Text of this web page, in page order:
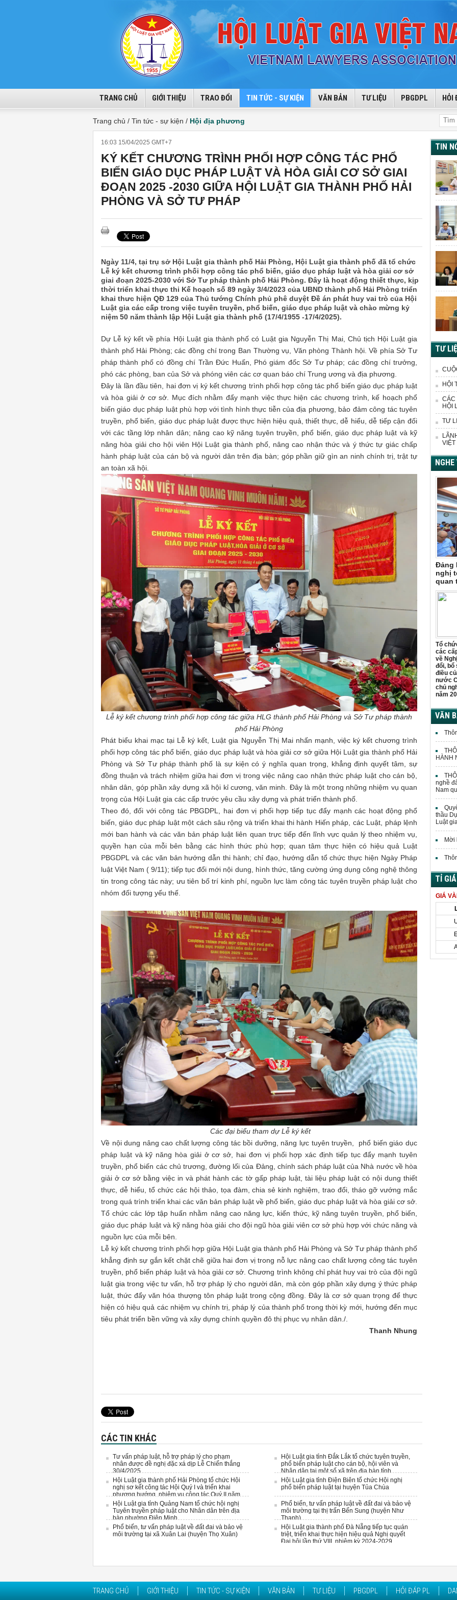
TRANG CHỦ GIỚI THIỆU TRAO ĐỔI TIN TỨC - SỰ KIỆN VĂN BẢN TƯ LIỆU PBGDPL HỎI
Trang chủ / Tin tức - sự kiện / Hội địa phương
16:03 15/04/2025 GMT+7
KÝ KẾT CHƯƠNG TRÌNH PHỐI HỢP CÔNG TÁC PHỔ
BIẾN GIÁO DỤC PHÁP LUẬT VÀ HÒA GIẢI CƠ SỞ GIAI
ĐOẠN 2025 -2030 GIỮA HỘI LUẬT GIA THÀNH PHỐ HẢI
PHÒNG VÀ SỞ TƯ PHÁP
Ngày 11/4, tại trụ sở Hội Luật gia thành phố Hải Phòng, Hội Luật gia thành phố đã tổ chức
Lễ ký kết chương trình phối hợp công tác phổ biến, giáo dục pháp luật và hòa giải cơ sở
giai đoạn 2025-2030 với Sở Tư pháp thành phố Hải Phòng. Đây là hoạt động thiết thực, kịp
thời triển khai thực thi Kế hoạch số 89 ngày 3/4/2023 của UBND thành phố Hải Phòng triển
khai thưc hiện QĐ 129 của Thủ tướng Chính phủ phê duyệt Đề án phát huy vai trò của Hội
Luật gia các cấp trong việc tuyên truyền, phổ biến, giáo dục pháp luật và chào mừng kỷ
niệm 50 năm thành lập Hội Luật gia thành phố (17/4/1955 -17/4/2025).
Dự Lễ ký kết về phía Hội Luật gia thành phố có Luật gia Nguyễn Thị Mai, Chủ tịch Hội Luật gia
thành phố Hải Phòng; các đồng chí trong Ban Thường vụ, Văn phòng Thành hội. Về phía Sở Tư
pháp thành phố có đồng chí Trần Đức Huấn, Phó giám đốc Sở Tư pháp; các đồng chí trưởng,
phó các phòng, ban của Sở và phóng viên các cơ quan báo chí Trung ương và địa phương.
Đây là lần đầu tiên, hai đơn vị ký kết chương trình phối hợp công tác phổ biến giáo dục pháp luật
và hòa giải ở cơ sở. Mục đích nhằm đẩy mạnh việc thực hiện các chương trình, kế hoạch phổ
biến giáo dục pháp luật phù hợp với tình hình thực tiễn của địa phương, bảo đảm công tác tuyên
truyền, phổ biến, giáo dục pháp luật được thực hiện hiệu quả, thiết thực, dễ hiểu, dễ tiếp cận đối
với các tầng lớp nhân dân; nâng cao kỹ năng tuyên truyền, phổ biến, giáo dục pháp luật và kỹ
năng hòa giải cho hội viên Hội Luật gia thành phố, nâng cao nhận thức và ý thức tự giác chấp
hành pháp luật của cán bộ và người dân trên địa bàn; góp phần giữ gìn an ninh chính trị, trật tự
an toàn xã hội.
Lễ ký kết chương trình phối hợp công tác giữa HLG thành phố Hải Phòng và Sở Tư pháp thành
phố Hải Phòng
Phát biểu khai mạc tại Lễ ký kết, Luật gia Nguyễn Thị Mai nhấn mạnh, việc ký kết chương trình
phối hợp công tác phổ biến, giáo dục pháp luật và hòa giải cơ sở giữa Hội Luật gia thành phố Hải
Phòng và Sở Tư pháp thành phố là sự kiện có ý nghĩa quan trọng, khẳng định quyết tâm, sự
đồng thuận và trách nhiệm giữa hai đơn vị trong việc nâng cao nhận thức pháp luật cho cán bộ,
nhân dân, góp phần xây dựng xã hội kỉ cương, văn minh. Đây là một trong những nhiệm vụ quan
trọng của Hội Luật gia các cấp trước yêu cầu xây dựng và phát triển thành phố.
Theo đó, đối với công tác PBGDPL, hai đơn vị phối hợp tiếp tục đẩy mạnh các hoạt động phổ
biến, giáo dục pháp luật một cách sâu rộng và triển khai thi hành Hiến pháp, các Luật, pháp lệnh
mới ban hành và các văn bản pháp luật liên quan trực tiếp đến lĩnh vực quản lý theo nhiệm vụ,
quyền hạn của mỗi bên bằng các hình thức phù hợp; quan tâm thực hiện có hiệu quả Luật
PBGDPL và các văn bản hướng dẫn thi hành; chỉ đạo, hướng dẫn tổ chức thực hiện Ngày Pháp
luật Việt Nam ( 9/11); tiếp tục đổi mới nội dung, hình thức, tăng cường ứng dụng công nghệ thông
tin trong công tác này; ưu tiên bố trí kinh phí, nguồn lực làm công tác tuyên truyền pháp luật cho
nhóm đối tượng yếu thế.
Các đại biểu tham dự Lễ ký kết
Về nội dung nâng cao chất lượng công tác bồi dưỡng, năng lực tuyên truyền, phổ biến giáo dục
pháp luật và kỹ năng hòa giải ở cơ sở, hai đơn vị phối hợp xác định tiếp tục đẩy mạnh tuyên
truyền, phổ biến các chủ trương, đường lối của Đảng, chính sách pháp luật của Nhà nước về hòa
giải ở cơ sở bằng việc in và phát hành các tờ gấp pháp luật, tài liệu pháp luật có nội dung thiết
thực, dễ hiểu, tổ chức các hội thảo, tọa đàm, chia sẻ kinh nghiệm, trao đổi, tháo gỡ vướng mắc
trong quá trình triển khai các văn bản pháp luật về phổ biến, giáo dục pháp luật và hòa giải cơ sở.
Tổ chức các lớp tập huấn nhằm nâng cao năng lực, kiến thức, kỹ năng tuyên truyền, phổ biến,
giáo dục pháp luật và kỹ năng hòa giải cho đội ngũ hòa giải viên cơ sở phù hợp với chức năng và
nguồn lực của mỗi bên.
Lễ ký kết chương trình phối hợp giữa Hội Luật gia thành phố Hải Phòng và Sở Tư pháp thành phố
khẳng định sự gắn kết chặt chẽ giữa hai đơn vị trong nỗ lực nâng cao chất lượng công tác tuyên
truyền, phổ biến pháp luật và hòa giải cơ sở. Chương trình không chỉ phát huy vai trò của đội ngũ
luật gia trong việc tư vấn, hỗ trợ pháp lý cho người dân, mà còn góp phần xây dựng ý thức pháp
luật, thức đẩy văn hóa thượng tôn pháp luật trong cộng đồng. Đây là cơ sở quan trọng để thực
hiện có hiệu quả các nhiệm vụ chính trị, pháp lý của thành phố trong thời kỳ mới, hướng đến mục
tiêu phát triển bền vững và xây dựng chính quyền đô thị phục vụ nhân dân./.
Thanh Nhung
CÁC TIN KHÁC
Tư vấn pháp luật, hỗ trợ pháp lý cho phạm
nhân được đề nghị đặc xá dịp Lễ Chiến thắng
30/4/2025
Hội Luật gia thành phố Hải Phòng tổ chức Hội
nghị sơ kết công tác Hội Quý I và triển khai
phương hướng, nhiệm vụ công tác Quý II năm
2025
Hội Luật gia tỉnh Quảng Nam tổ chức hội nghị
Tuyên truyền pháp luật cho Nhân dân trên địa
bàn phường Điện Minh.
Phổ biến, tư vấn pháp luật về đất đai và bảo vệ
môi trường tại xã Xuân Lai (huyện Thọ Xuân)
Hội Luật gia tỉnh Đắk Lắk tổ chức tuyên truyền,
phổ biến pháp luật cho cán bộ, hội viên và
Nhân dân tại một số xã trên điạ bàn tỉnh
Hội Luật gia tỉnh Điện Biên tổ chức Hội nghị
phổ biến pháp luật tại huyện Tủa Chùa
Phổ biến, tư vấn pháp luật về đất đai và bảo vệ
môi trường tại thị trấn Bến Sung (huyện Như
Thanh)
Hội Luật gia thành phố Đà Nẵng tiếp tục quán
triệt, triển khai thực hiện hiệu quả Nghị quyết
Đại hội lần thứ VIII, nhiệm kỳ 2024-2029
TIN
TƯ
HỘI
CÁC
HỘI
TƯ
VIỆT
Đảng
nghị
quan
Tổ
các
về
đổi, bổ
điều
nước
chủ
năm
VĂN
HÀNH
nghề
Nam
thầu
Luật
Mời
TỈ
GIÁ
TRANG CHỦ GIỚI THIỆU TIN TỨC - SỰ KIỆN VĂN BẢN TƯ LIỆU PBGDPL HỎI ĐÁP PL